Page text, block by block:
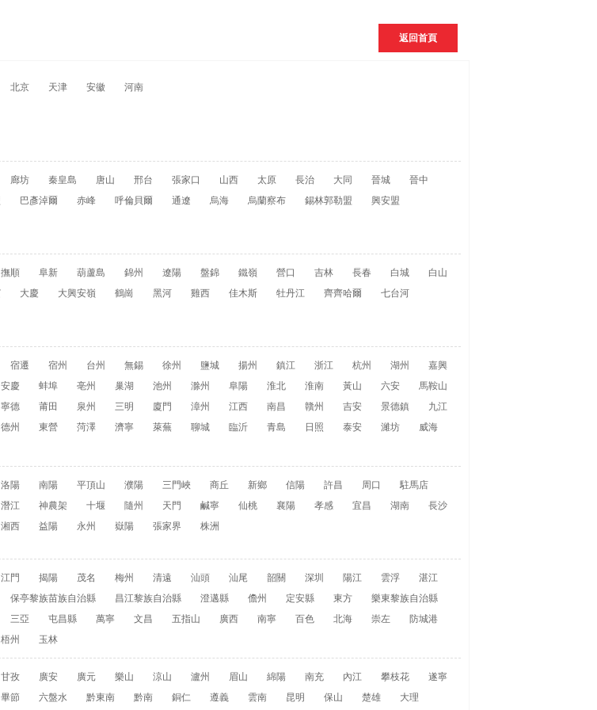
返回首頁
北京 天津 安徽 河南
廊坊 秦皇島 唐山 邢台 張家口 山西 太原 長治 大同 晉城
晉中
巴彥淖爾 赤峰 呼倫貝爾 通遼 烏海 烏蘭察布 錫林郭勒盟 興安盟
撫順 阜新 葫蘆島 錦州 遼陽 盤錦 鐵嶺 營口 吉林 長春 白城
白山
大慶 大興安嶺 鶴崗 黑河 雞西 佳木斯 牡丹江 齊齊哈爾
七台河
宿遷 宿州 台州 無錫 徐州 鹽城 揚州 鎮江 浙江 杭州 湖州
嘉興
安慶 蚌埠 亳州 巢湖 池州 滁州 阜陽 淮北 淮南 黃山 六安
馬鞍山
寧德 莆田 泉州 三明 廈門 漳州 江西 南昌 贛州 吉安 景德鎮
九江
德州 東營 菏澤 濟寧 萊蕪 聊城 臨沂 青島 日照 泰安 濰坊
威海
洛陽 南陽 平頂山 濮陽 三門峽 商丘 新鄉 信陽 許昌 周口
駐馬店
潛江 神農架 十堰 隨州 天門 鹹寧 仙桃 襄陽 孝感 宜昌 湖南
長沙
湘西 益陽 永州 嶽陽 張家界 株洲
江門 揭陽 茂名 梅州 清遠 汕頭 汕尾 韶關 深圳 陽江 雲浮
湛江
保亭黎族苗族自治縣 昌江黎族自治縣 澄邁縣 儋州 定安縣 東方
樂東黎族自治縣
三亞 屯昌縣 萬寧 文昌 五指山 廣西 南寧 百色 北海 崇左
防城港
梧州 玉林
甘孜 廣安 廣元 樂山 涼山 瀘州 眉山 綿陽 南充 內江 攀枝花
遂寧
畢節 六盤水 黔東南 黔南 銅仁 遵義 雲南 昆明 保山 楚雄 大理